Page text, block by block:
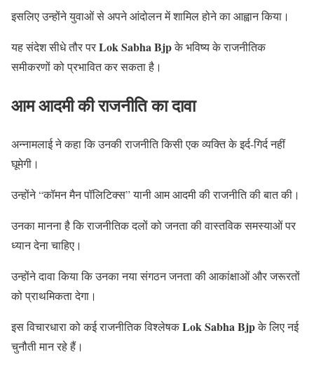
इसलिए उन्होंने युवाओं से अपने आंदोलन में शामिल होने का आह्वान किया।
यह संदेश सीधे तौर परLok Sabha Bjpके भविष्य के राजनीतिक
समीकरणों को प्रभावित कर सकता है।
आम आदमी की राजनीति का दावा
अन्नामलाई ने कहा कि उनकी राजनीति किसी एक व्यक्ति के इर्द-गिर्द नहीं
घूमेगी।
उन्होंने “कॉमन मैन पॉलिटिक्स” यानी आम आदमी की राजनीति की बात की।
उनका मानना है कि राजनीतिक दलों को जनता की वास्तविक समस्याओं पर
ध्यान देना चाहिए।
उन्होंने दावा किया कि उनका नया संगठन जनता की आकांक्षाओं और जरूरतों
को प्राथमिकता देगा।
इस विचारधारा को कई राजनीतिक विश्लेषकLok Sabha Bjpके लिए नई
चुनौती मान रहे हैं।